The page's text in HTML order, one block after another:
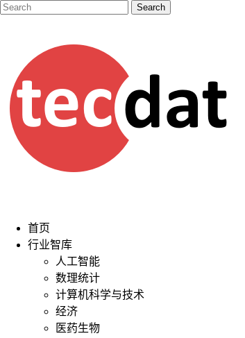
首页
行业智库
人工智能
数理统计
计算机科学与技术
经济
医药生物